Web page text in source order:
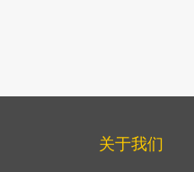
关于我们